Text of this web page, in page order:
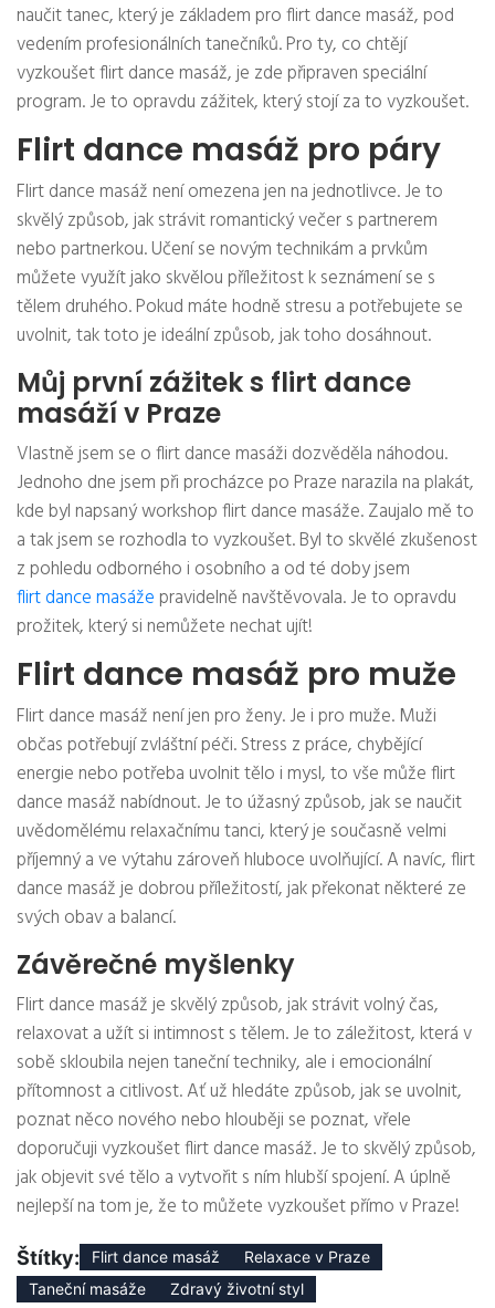
naučit tanec, který je základem pro flirt dance masáž, pod
vedením profesionálních tanečníků. Pro ty, co chtějí
vyzkoušet flirt dance masáž, je zde připraven speciální
program. Je to opravdu zážitek, který stojí za to vyzkoušet.
Flirt dance masáž pro páry
Flirt dance masáž není omezena jen na jednotlivce. Je to
skvělý způsob, jak strávit romantický večer s partnerem
nebo partnerkou. Učení se novým technikám a prvkům
můžete využít jako skvělou příležitost k seznámení se s
tělem druhého. Pokud máte hodně stresu a potřebujete se
uvolnit, tak toto je ideální způsob, jak toho dosáhnout.
Můj první zážitek s flirt dance
masáží v Praze
Vlastně jsem se o flirt dance masáži dozvěděla náhodou.
Jednoho dne jsem při procházce po Praze narazila na plakát,
kde byl napsaný workshop flirt dance masáže. Zaujalo mě to
a tak jsem se rozhodla to vyzkoušet. Byl to skvělé zkušenost
z pohledu odborného i osobního a od té doby jsem
flirt dance masáže pravidelně navštěvovala. Je to opravdu
prožitek, který si nemůžete nechat ujít!
Flirt dance masáž pro muže
Flirt dance masáž není jen pro ženy. Je i pro muže. Muži
občas potřebují zvláštní péči. Stress z práce, chybějící
energie nebo potřeba uvolnit tělo i mysl, to vše může flirt
dance masáž nabídnout. Je to úžasný způsob, jak se naučit
uvědomělému relaxačnímu tanci, který je současně velmi
příjemný a ve výtahu zároveň hluboce uvolňující. A navíc, flirt
dance masáž je dobrou příležitostí, jak překonat některé ze
svých obav a balancí.
Závěrečné myšlenky
Flirt dance masáž je skvělý způsob, jak strávit volný čas,
relaxovat a užít si intimnost s tělem. Je to záležitost, která v
sobě skloubila nejen taneční techniky, ale i emocionální
přítomnost a citlivost. Ať už hledáte způsob, jak se uvolnit,
poznat něco nového nebo hlouběji se poznat, vřele
doporučuji vyzkoušet flirt dance masáž. Je to skvělý způsob,
jak objevit své tělo a vytvořit s ním hlubší spojení. A úplně
nejlepší na tom je, že to můžete vyzkoušet přímo v Praze!
Štítky: Flirt dance masáž
Relaxace v Praze
Taneční masáže
Zdravý životní styl